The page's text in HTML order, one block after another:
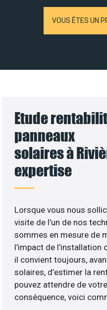
VOUS ÊTES UN
Etude
panneaux
solaires à
expertise
Lorsque vous nous
visite de l’un de nos
sommes en mesure de
l’impact de l’installation
il convient toujours,
solaires, d’estimer la
pouvez attendre de
conséquence, voici